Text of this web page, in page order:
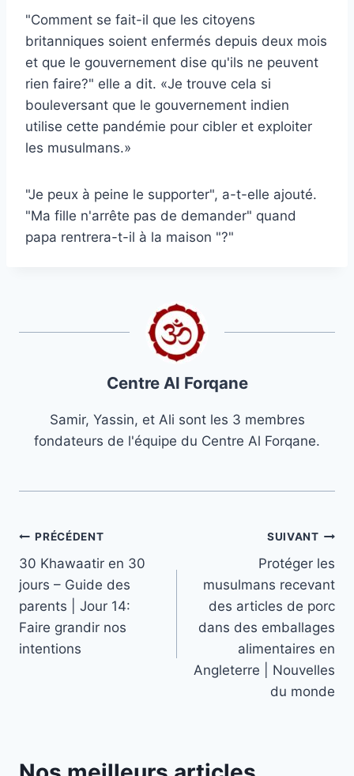
"Comment se fait-il que les citoyens
britanniques soient enfermés depuis deux mois
et que le gouvernement dise qu'ils ne peuvent
rien faire?" elle a dit. «Je trouve cela si
bouleversant que le gouvernement indien
utilise cette pandémie pour cibler et exploiter
les musulmans.»
"Je peux à peine le supporter", a-t-elle ajouté.
"Ma fille n'arrête pas de demander" quand
papa rentrera-t-il à la maison "?"
Centre Al Forqane
Samir, Yassin, et Ali sont les 3 membres
fondateurs de l'équipe du Centre Al Forqane.
Navigation
de
l’article
PRÉCÉDENT
30 Khawaatir en 30
jours – Guide des
parents | Jour 14:
Faire grandir nos
intentions
SUIVANT
Protéger les
musulmans recevant
des articles de porc
dans des emballages
alimentaires en
Angleterre | Nouvelles
du monde